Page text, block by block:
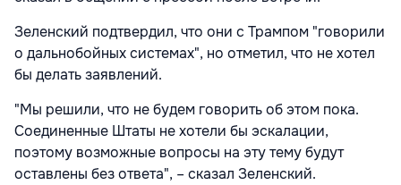
Зеленский подтвердил, что они с Трампом "говорили
о дальнобойных системах", но отметил, что не хотел
бы делать заявлений.
"Мы решили, что не будем говорить об этом пока.
Соединенные Штаты не хотели бы эскалации,
поэтому возможные вопросы на эту тему будут
оставлены без ответа", – сказал Зеленский.